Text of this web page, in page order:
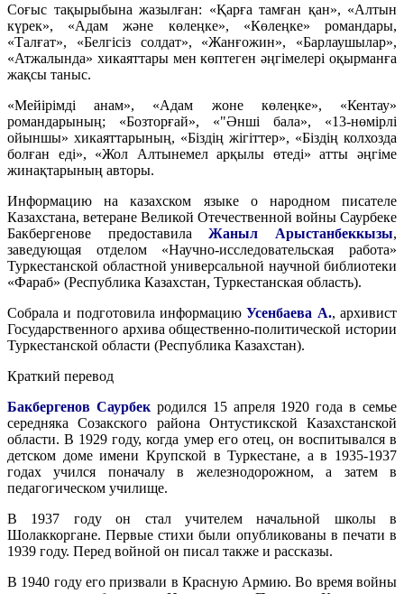
Соғыс тақырыбына жазылған: «Қарға тамған қан», «Алтын
күрек», «Адам және көлеңке», «Көлеңке» романдары,
«Талғат», «Белгісіз солдат», «Жанғожин», «Барлаушылар»,
«Атжалында» хикаяттары мен көптеген әңгімелері оқырманға
жақсы таныс.
«Мейірімді анам», «Адам жоне көлеңке», «Кентау»
романдарының; «Бозторғай», «"Әнші бала», «13-нөмірлі
ойыншы» хикаяттарының, «Біздің жігіттер», «Біздің колхозда
болған еді», «Жол Алтынемел арқылы өтеді» атты әңгіме
жинақтарының авторы.
Информацию на казахском языке о народном писателе
Казахстана, ветеране Великой Отечественной войны Саурбеке
Бакбергенове предоставилаЖаныл Арыстанбеккызы,
заведующая отделом «Научно-исследовательская работа»
Туркестанской областной универсальной научной библиотеки
«Фараб» (Республика Казахстан, Туркестанская область).
Собрала и подготовила информациюУсенбаева А., архивист
Государственного архива общественно-политической истории
Туркестанской области (Республика Казахстан).
Краткий перевод
Бакбергенов Саурбекродился 15 апреля 1920 года в семье
середняка Созакского района Онтустикской Казахстанской
области. В 1929 году, когда умер его отец, он воспитывался в
детском доме имени Крупской в ​​Туркестане, а в 1935-1937
годах учился поначалу в железнодорожном, а затем в
педагогическом училище.
В 1937 году он стал учителем начальной школы в
Шолаккоргане. Первые стихи были опубликованы в печати в
1939 году. Перед войной он писал также и рассказы.
В 1940 году его призвали в Красную Армию. Во время войны